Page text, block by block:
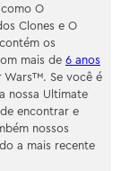
O
Clones e O
os
mais de 6 anos
Wars™. Se você é
nossa Ultimate
encontrar e
nossos
a mais recente